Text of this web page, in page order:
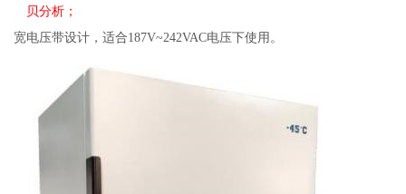
贝分析；
宽电压带设计，适合187V~242VAC电压下使用。